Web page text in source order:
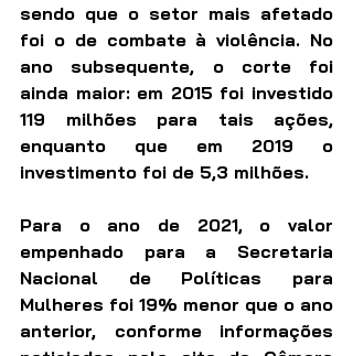
sendo que o setor mais afetado
foi o de combate à violência. No
ano subsequente, o corte foi
ainda maior: em 2015 foi investido
119 milhões para tais ações,
enquanto que em 2019 o
investimento foi de 5,3 milhões.
Para o ano de 2021, o valor
empenhado para a Secretaria
Nacional de Políticas para
Mulheres foi 19% menor que o ano
anterior, conforme informações